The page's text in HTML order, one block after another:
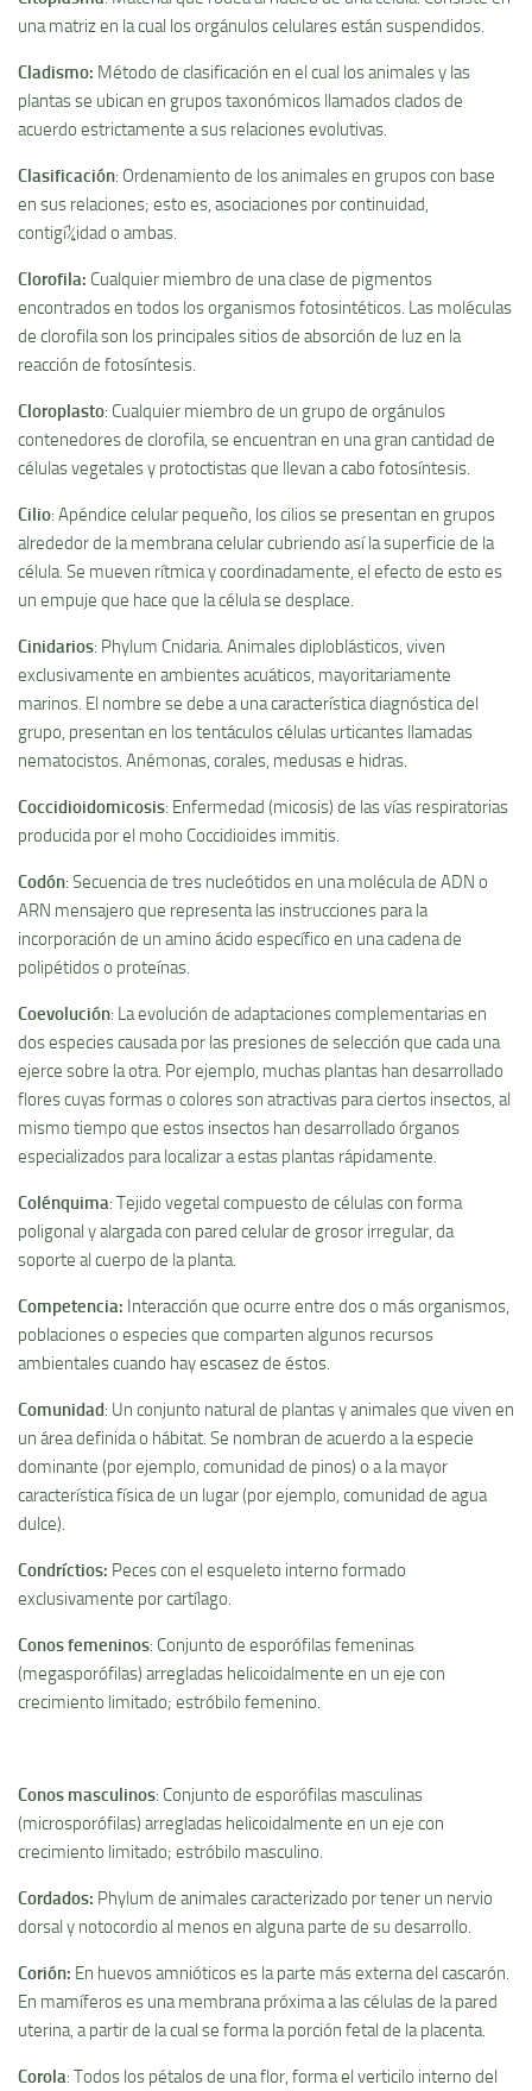
una matriz en la cual los orgánulos celulares están suspendidos.
Cladismo: Método de clasificación en el cual los animales y las
plantas se ubican en grupos taxonómicos llamados clados de
acuerdo estrictamente a sus relaciones evolutivas.
Clasificación: Ordenamiento de los animales en grupos con base
en sus relaciones; esto es, asociaciones por continuidad,
contigí¼idad o ambas.
Clorofila: Cualquier miembro de una clase de pigmentos
encontrados en todos los organismos fotosintéticos. Las moléculas
de clorofila son los principales sitios de absorción de luz en la
reacción de fotosí­ntesis.
Cloroplasto: Cualquier miembro de un grupo de orgánulos
contenedores de clorofila, se encuentran en una gran cantidad de
células vegetales y protoctistas que llevan a cabo fotosí­ntesis.
Cilio: Apéndice celular pequeño, los cilios se presentan en grupos
alrededor de la membrana celular cubriendo así­ la superficie de la
célula. Se mueven rí­tmica y coordinadamente, el efecto de esto es
un empuje que hace que la célula se desplace.
Cinidarios: Phylum Cnidaria. Animales diploblásticos, viven
exclusivamente en ambientes acuáticos, mayoritariamente
marinos. El nombre se debe a una caracterí­stica diagnóstica del
grupo, presentan en los tentáculos células urticantes llamadas
nematocistos. Anémonas, corales, medusas e hidras.
Coccidioidomicosis: Enfermedad (micosis) de las ví­as respiratorias
producida por el moho Coccidioides immitis.
Codón: Secuencia de tres nucleótidos en una molécula de ADN o
ARN mensajero que representa las instrucciones para la
incorporación de un amino ácido especí­fico en una cadena de
polipétidos o proteí­nas.
Coevolución: La evolución de adaptaciones complementarias en
dos especies causada por las presiones de selección que cada una
ejerce sobre la otra. Por ejemplo, muchas plantas han desarrollado
flores cuyas formas o colores son atractivas para ciertos insectos, al
mismo tiempo que estos insectos han desarrollado órganos
especializados para localizar a estas plantas rápidamente.
Colénquima: Tejido vegetal compuesto de células con forma
poligonal y alargada con pared celular de grosor irregular, da
soporte al cuerpo de la planta.
Competencia: Interacción que ocurre entre dos o más organismos,
poblaciones o especies que comparten algunos recursos
ambientales cuando hay escasez de éstos.
Comunidad: Un conjunto natural de plantas y animales que viven en
un área definida o hábitat. Se nombran de acuerdo a la especie
dominante (por ejemplo, comunidad de pinos) o a la mayor
caracterí­stica fí­sica de un lugar (por ejemplo, comunidad de agua
dulce).
Condrí­ctios: Peces con el esqueleto interno formado
exclusivamente por cartí­lago.
Conos femeninos: Conjunto de esporófilas femeninas
(megasporófilas) arregladas helicoidalmente en un eje con
crecimiento limitado; estróbilo femenino.
Conos masculinos: Conjunto de esporófilas masculinas
(microsporófilas) arregladas helicoidalmente en un eje con
crecimiento limitado; estróbilo masculino.
Cordados: Phylum de animales caracterizado por tener un nervio
dorsal y notocordio al menos en alguna parte de su desarrollo.
Corión: En huevos amnióticos es la parte más externa del cascarón.
En mamí­feros es una membrana próxima a las células de la pared
uterina, a partir de la cual se forma la porción fetal de la placenta.
Corola: Todos los pétalos de una flor, forma el verticilo interno del